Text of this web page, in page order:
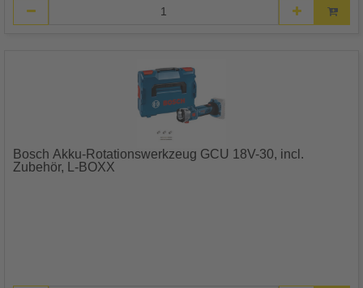
Bosch Akku-Rotationswerkzeug GCU 18V-30, incl.
Zubehör, L-BOXX